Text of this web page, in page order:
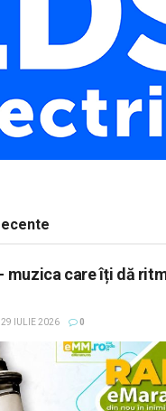
muzica care îți dă
29 IULIE 2026 0